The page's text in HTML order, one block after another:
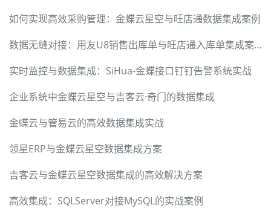
如何实现高效采购管理：金蝶云星空与旺店通数据集成案例
数据无缝对接：用友U8销售出库单与旺店通入库单集成案例
实时监控与数据集成：SiHua-金蝶接口钉钉告警系统实战
企业系统中金蝶云星空与吉客云·奇门的数据集成
金蝶云与管易云的高效数据集成实战
领星ERP与金蝶云星空数据集成方案
吉客云与金蝶云星空数据集成的高效解决方案
高效集成：SQLServer对接MySQL的实战案例